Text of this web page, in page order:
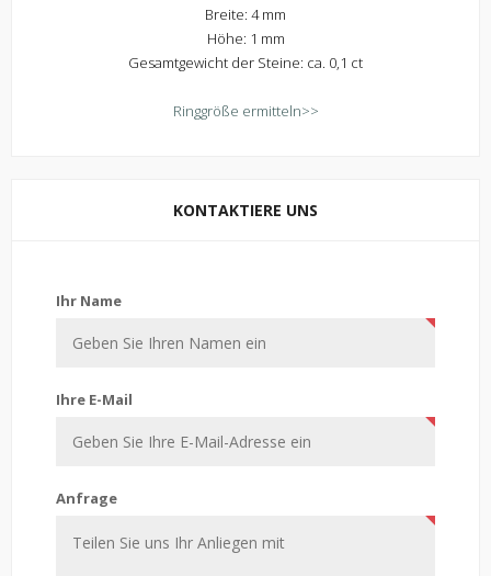
Breite: 4 mm
Höhe: 1 mm
Gesamtgewicht der Steine: ca. 0,1 ct
Ringgröße ermitteln>>
KONTAKTIERE UNS
Ihr Name
Ihre E-Mail
Anfrage